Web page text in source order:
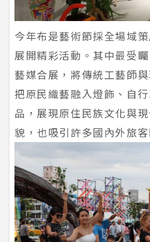
今年布是藝術節採全場域
展開精彩活動。其中最受
藝媒合展，將傳統工藝師
把原民織藝融入燈飾、自
品，展現原住民族文化與
貌，也吸引許多國內外旅客